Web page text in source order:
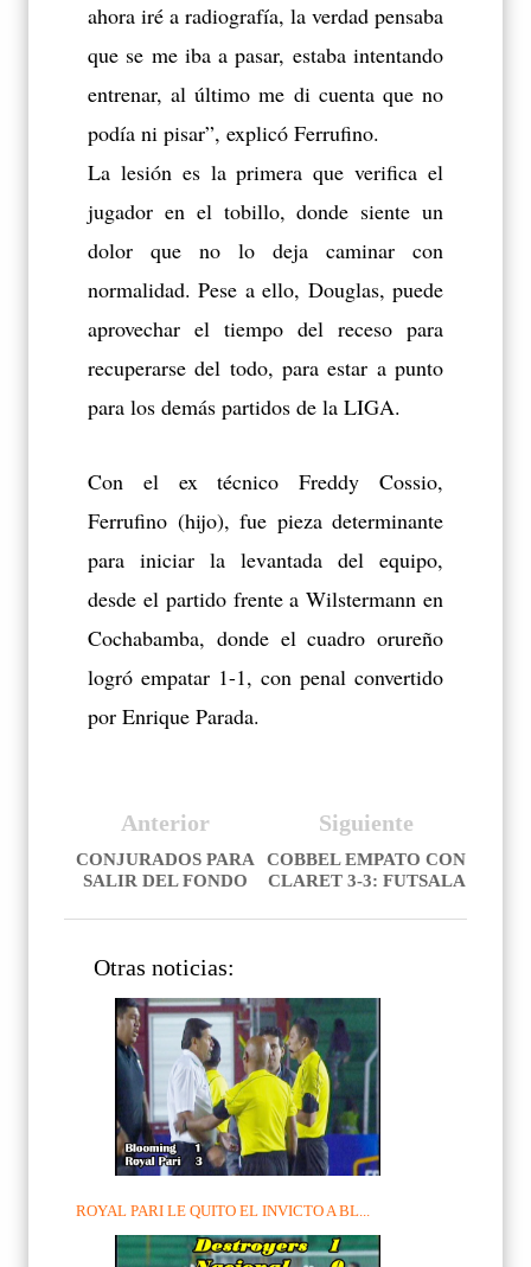
ahora iré a radiografía, la verdad pensaba
que se me iba a pasar, estaba intentando
entrenar, al último me di cuenta que no
podía ni pisar”, explicó Ferrufino.
La lesión es la primera que verifica el
jugador en el tobillo, donde siente un
dolor que no lo deja caminar con
normalidad. Pese a ello, Douglas, puede
aprovechar el tiempo del receso para
recuperarse del todo, para estar a punto
para los demás partidos de la LIGA.
Con el ex técnico Freddy Cossio,
Ferrufino (hijo), fue pieza determinante
para iniciar la levantada del equipo,
desde el partido frente a Wilstermann en
Cochabamba, donde el cuadro orureño
logró empatar 1-1, con penal convertido
por Enrique Parada.
Siguiente
COBBEL EMPATO CON
CLARET 3-3: FUTSALA
Anterior
CONJURADOS PARA
SALIR DEL FONDO
Otras noticias:
ROYAL PARI LE QUITO EL INVICTO A BL...